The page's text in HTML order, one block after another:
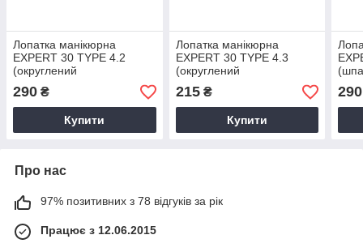
Лопатка манікюрна
EXPERT 30 TYPE 4.2
(округлений
пушер+відігнута лопать)
Staleks
290 ₴
Купити
Лопатка манікюрна
EXPERT 30 TYPE 4.3
(округлений
пушер+відігнута лопать,
для лівші) Staleks
215₴
Купити
290
Про нас
97% позитивних з 78 відгуків за рік
Працює з 12.06.2015